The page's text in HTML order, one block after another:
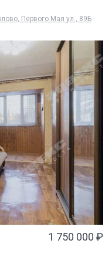
Первого Мая ул., 89Б
1 750 000 ₽